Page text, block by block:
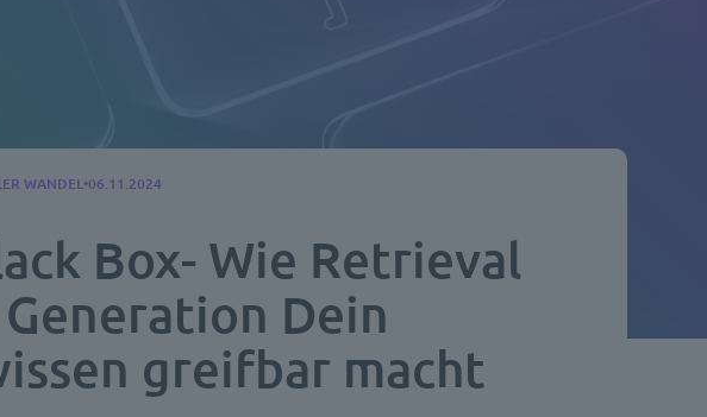
Box- Wie Retrieval
Dein
greifbar macht
WANDEL 06.11.2024